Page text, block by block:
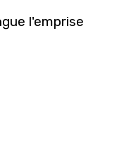
l'emprise